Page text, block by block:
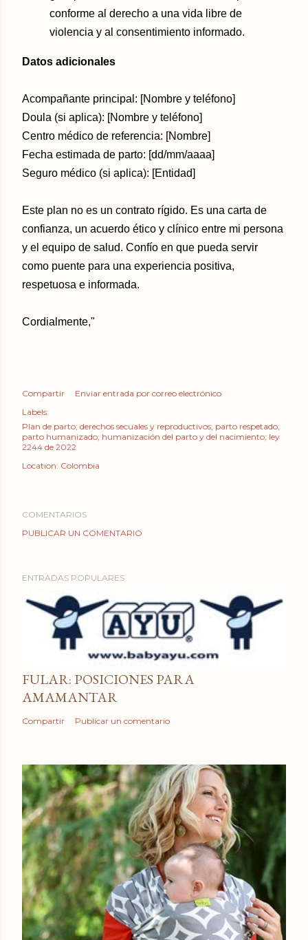
conforme al derecho a una vida libre de
violencia y al consentimiento informado.
Datos adicionales
Acompañante principal: [Nombre y teléfono]
Doula (si aplica): [Nombre y teléfono]
Centro médico de referencia: [Nombre]
Fecha estimada de parto: [dd/mm/aaaa]
Seguro médico (si aplica): [Entidad]
Este plan no es un contrato rígido. Es una carta de
confianza, un acuerdo ético y clínico entre mi persona
y el equipo de salud. Confío en que pueda servir
como puente para una experiencia positiva,
respetuosa e informada.
Cordialmente,"
Compartir
Enviar entrada por correo electrónico
Labels:
Plan de parto; derechos secuales y reproductivos; parto respetado;
parto humanizado; humanización del parto y del nacimiento; ley
2244 de 2022
Location: Colombia
COMENTARIOS
PUBLICAR UN COMENTARIO
ENTRADAS POPULARES
FULAR: POSICIONES PARA
AMAMANTAR
Compartir Publicar un comentario